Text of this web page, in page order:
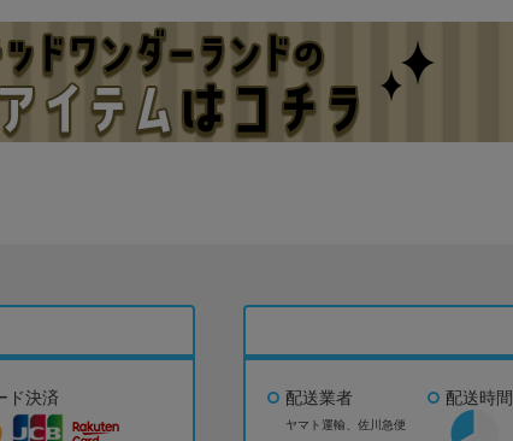
ド決済 配送業者
ヤマト運輸、佐川急便
配送時間